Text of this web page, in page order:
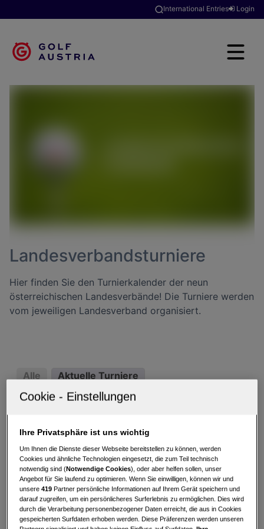
International Entries Login
Landesverbandsturniere
Hier finden Sie den Turnierkalender der neun
österreichischen Landesverbände! Die Turniere werden
vom jeweiligen Landesverband organisiert.
Alle
Aktuelle Turniere
Vergangene Turniere
STK
TIR VBG WIE
August 2026
22.-23. Steirische
Meisterschaften Damen &
Herren Allg.Kl, Mid Am,
Ihre Privatsphäre ist uns wichtig
Um Ihnen die Dienste dieser Webseite bereitstellen zu können, werden
Cookies und ähnliche Technologien eingesetzt, die zum Teil technisch
notwendig sind (Notwendige Cookies), oder aber helfen sollen, unser
Angebot für Sie laufend zu optimieren. Wenn Sie einwilligen, können wir und
unsere419 Partner persönliche Informationen auf Ihrem Gerät speichern und
darauf zugreifen, um ein persönlicheres Surferlebnis zu ermöglichen. Dies wird
durch die Verarbeitung personenbezogener Daten erreicht, die aus in Cookies
gespeicherten Surfdaten erhoben werden. Diese Präferenzen werden unseren